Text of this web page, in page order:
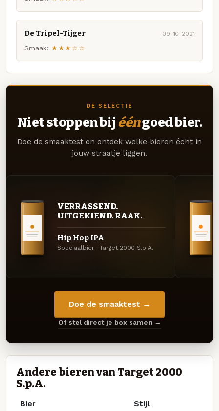
De Tripel-Tijger 09-10-2021
Smaak: ★★★☆☆
DE SELECTIE
Niet stoppen bij ééngoed bier.
Doe de smaaktest en ontdek welke bieren écht in
jouw straatje liggen.
VERRASSEND.
UITGEKIEND. RAAK.
Hip Hop IPA
Speciaalbier · Target 2000 S.p.A.
Doe de smaaktest →
Of stel direct je box samen →
Andere bieren van Target 2000
S.p.A.
Bier Stijl